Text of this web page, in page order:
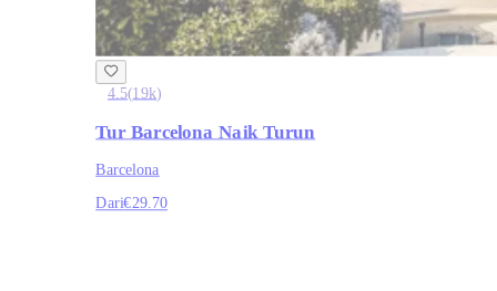
4.5(19k)
Tur Barcelona Naik Turun
Barcelona
Dari€29.70